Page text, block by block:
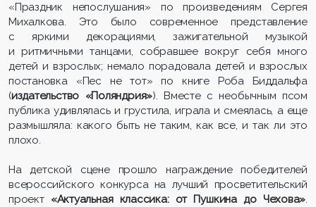
«Праздник непослушания» по произведениям Сергея
Михалкова. Это было современное представление
с яркими декорациями, зажигательной музыкой
и ритмичными танцами, собравшее вокруг себя много
детей и взрослых; немало порадовала детей и взрослых
постановка «Пес не тот» по книге Роба Биддальфа
(издательство «Поляндрия»). Вместе с необычным псом
публика удивлялась и грустила, играла и смеялась, а еще
размышляла: какого быть не таким, как все, и так ли это
плохо.
На детской сцене прошло награждение победителей
всероссийского конкурса на лучший просветительский
проект «Актуальная классика: от Пушкина до Чехова».